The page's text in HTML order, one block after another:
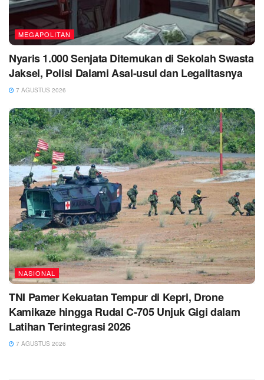
MEGAPOLITAN
Nyaris 1.000 Senjata Ditemukan di Sekolah Swasta
Jaksel, Polisi Dalami Asal-usul dan Legalitasnya
7 AGUSTUS 2026
NASIONAL
TNI Pamer Kekuatan Tempur di Kepri, Drone
Kamikaze hingga Rudal C-705 Unjuk Gigi dalam
Latihan Terintegrasi 2026
7 AGUSTUS 2026